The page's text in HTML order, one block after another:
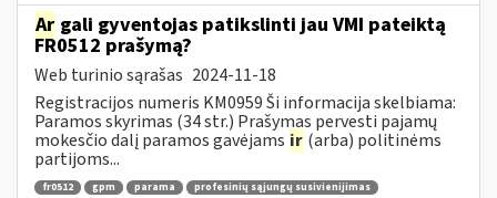
Ar gali gyventojas patikslinti jau VMI pateiktą
FR0512 prašymą?
Web turinio sąrašas 2024-11-18
Registracijos numeris KM0959 Ši informacija skelbiama:
Paramos skyrimas (34 str.) Prašymas pervesti pajamų
mokesčio dalį paramos gavėjams ir (arba) politinėms
partijoms...
fr0512 gpm parama
profesinių sąjungų susivienijimas